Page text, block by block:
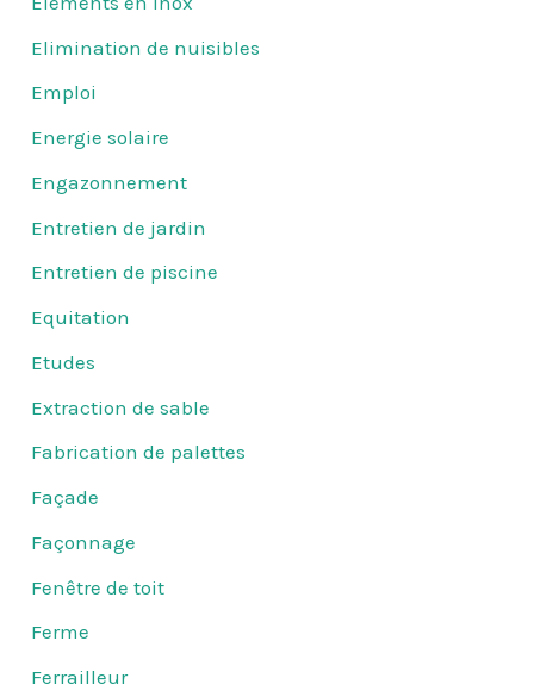
Elimination de nuisibles
Emploi
Energie solaire
Engazonnement
Entretien de jardin
Entretien de piscine
Equitation
Etudes
Extraction de sable
Fabrication de palettes
Façade
Façonnage
Fenêtre de toit
Ferme
Ferrailleur